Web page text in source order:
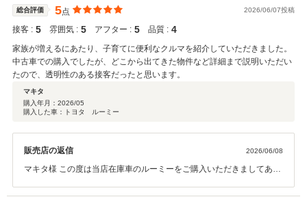
総合評価 5点 2026/06/07投稿
接客 : 5 雰囲気 : 5 アフター : 5 品質 : 4
家族が増えるにあたり、子育てに便利なクルマを紹介していただきました。
中古車での購入でしたが、どこから出てきた物件など詳細まで説明いただい
たので、透明性のある接客だったと思います。
マキタ
購入年月： 2026/05
購入した車：トヨタ ルーミー
販売店の返信 2026/06/08
マキタ様 この度は当店在庫車のルーミーをご購入いただきましてあり
れる1台です！ 様々な場所に行きたくさんの思い出を作っていってく